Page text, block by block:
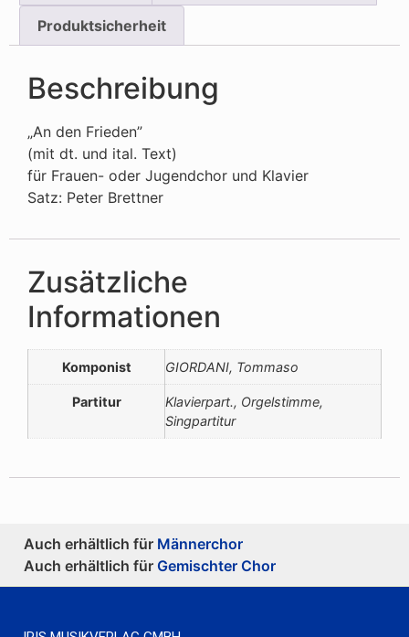
Produktsicherheit
Beschreibung
„An den Frieden”
(mit dt. und ital. Text)
für Frauen- oder Jugendchor und Klavier
Satz: Peter Brettner
Zusätzliche
Informationen
Komponist GIORDANI, Tommaso
Partitur
Klavierpart., Orgelstimme,
Singpartitur
Auch erhältlich für Männerchor
Auch erhältlich für Gemischter Chor